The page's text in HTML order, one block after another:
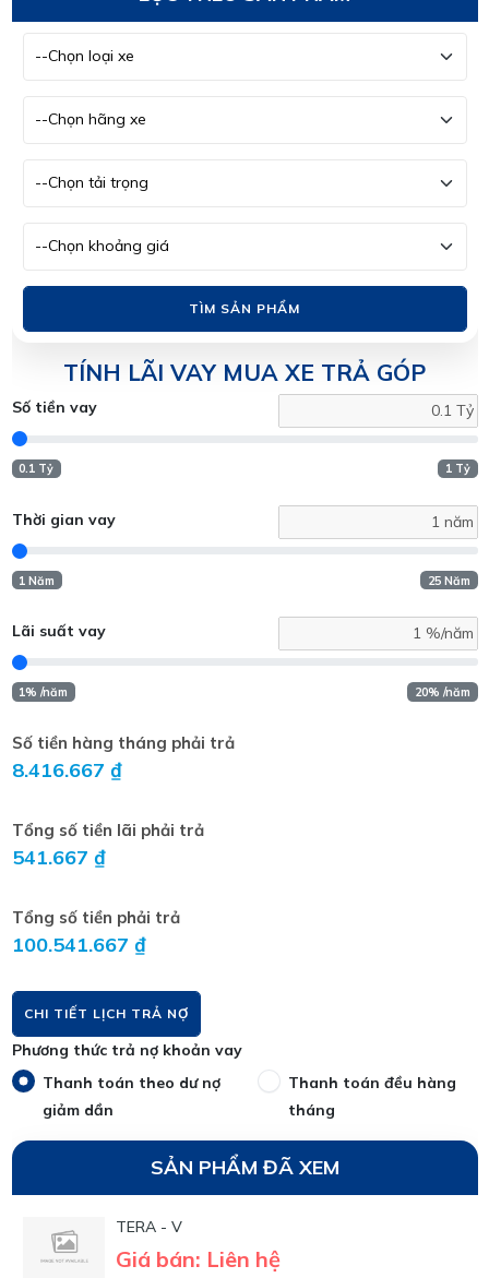
TÌM SẢN PHẨM
TÍNH LÃI VAY MUA XE TRẢ GÓP
Số tiền vay
0.1 Tỷ 1 Tỷ
Thời gian vay
1 Năm 25 Năm
Lãi suất vay
1% /năm 20% /năm
Số tiền hàng tháng phải trả
8.416.667 ₫
Tổng số tiền lãi phải trả
541.667 ₫
Tổng số tiền phải trả
100.541.667 ₫
CHI TIẾT LỊCH TRẢ NỢ
Phương thức trả nợ khoản vay
Thanh toán theo dư nợ
giảm dần
Thanh toán đều hàng
tháng
SẢN PHẨM ĐÃ XEM
TERA - V
Giá bán: Liên hệ